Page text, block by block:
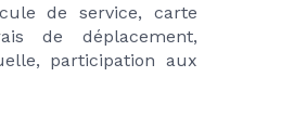
de service, carte
de déplacement,
participation aux